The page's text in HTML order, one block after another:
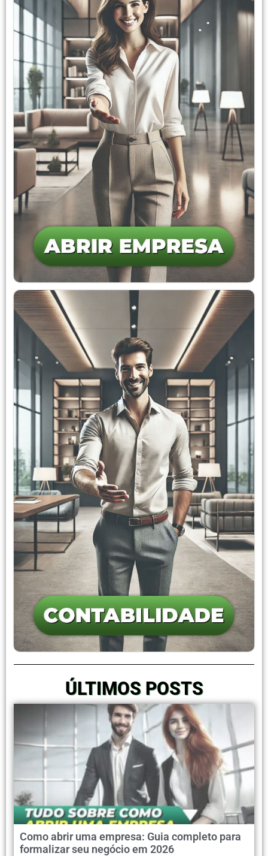
ÚLTIMOS POSTS
Como abrir uma empresa: Guia completo para
formalizar seu negócio em 2026